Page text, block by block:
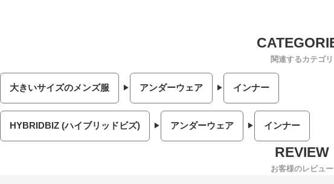
関連するカテゴリ
大きいサイズのメンズ服 アンダーウェア インナー
HYBRIDBIZ (ハイブリッドビズ) アンダーウェア インナー
お客様のレビュー